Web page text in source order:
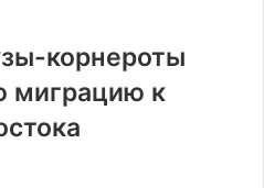
корнероты
миграцию к